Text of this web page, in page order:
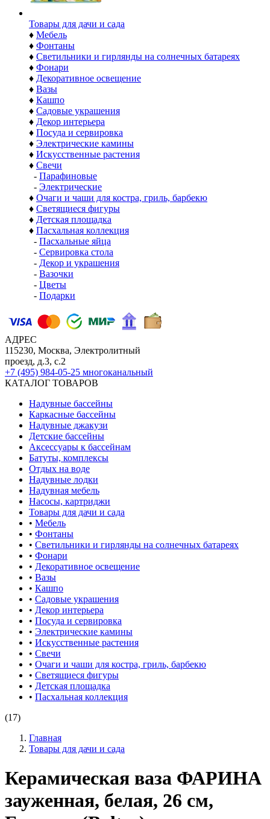
Товары для дачи и сада
♦ Мебель
♦ Фонтаны
♦ Светильники и гирлянды на солнечных батареях
♦ Фонари
♦ Декоративное освещение
♦ Вазы
♦ Кашпо
♦ Садовые украшения
♦ Декор интерьера
♦ Посуда и сервировка
♦ Электрические камины
♦ Искусственные растения
♦ Свечи
- Парафиновые
- Электрические
♦ Очаги и чаши для костра, гриль, барбекю
♦ Светящиеся фигуры
♦ Детская площадка
♦ Пасхальная коллекция
- Пасхальные яйца
- Сервировка стола
- Декор и украшения
- Вазочки
- Цветы
- Подарки
АДРЕС
115230, Москва, Электролитный
проезд, д.3, с.2
+7 (495) 984-05-25 многоканальный
КАТАЛОГ ТОВАРОВ
Надувные бассейны
Каркасные бассейны
Надувные джакузи
Детские бассейны
Аксессуары к бассейнам
Батуты, комплексы
Отдых на воде
Надувные лодки
Надувная мебель
Насосы, картриджи
Товары для дачи и сада
• Мебель
• Фонтаны
• Светильники и гирлянды на солнечных батареях
• Фонари
• Декоративное освещение
• Вазы
• Кашпо
• Садовые украшения
• Декор интерьера
• Посуда и сервировка
• Электрические камины
• Искусственные растения
• Свечи
• Очаги и чаши для костра, гриль, барбекю
• Светящиеся фигуры
• Детская площадка
• Пасхальная коллекция
(17)
Главная
Товары для дачи и сада
Керамическая ваза ФАРИНА
зауженная, белая, 26 см,